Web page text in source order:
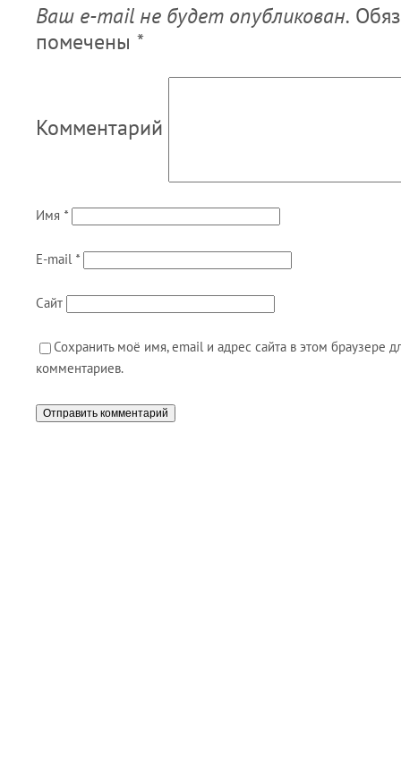
Ваш e-mail не будет опубликован.
помечены *
Комментарий
Имя *
E-mail *
Сайт
Сохранить моё имя, email и адрес сайта в этом браузере
комментариев.